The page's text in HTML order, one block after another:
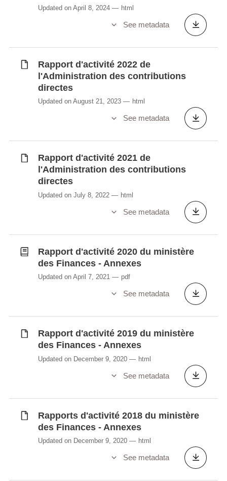
Updated on April 8, 2024 html
See metadata
Rapport d'activité 2022 de
l'Administration des contributions
directes
Updated on August 21, 2023 html
See metadata
Rapport d'activité 2021 de
l'Administration des contributions
directes
Updated on July 8, 2022 html
See metadata
Rapport d'activité 2020 du ministère
des Finances - Annexes
Updated on April 7, 2021 pdf
See metadata
Rapport d'activité 2019 du ministère
des Finances - Annexes
Updated on December 9, 2020 html
See metadata
Rapports d'activité 2018 du ministère
des Finances - Annexes
Updated on December 9, 2020 html
See metadata